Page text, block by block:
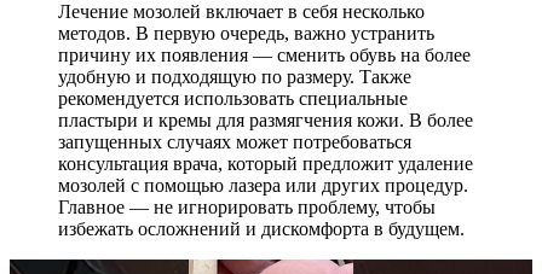
Лечение мозолей включает в себя несколько
методов. В первую очередь, важно устранить
причину их появления — сменить обувь на более
удобную и подходящую по размеру. Также
рекомендуется использовать специальные
пластыри и кремы для размягчения кожи. В более
запущенных случаях может потребоваться
консультация врача, который предложит удаление
мозолей с помощью лазера или других процедур.
Главное — не игнорировать проблему, чтобы
избежать осложнений и дискомфорта в будущем.